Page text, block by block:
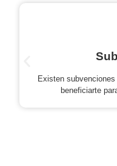
Existen
beneficiarte